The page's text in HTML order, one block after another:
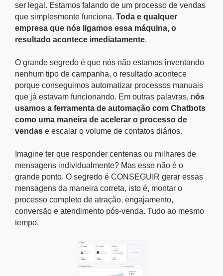
ser legal. Estamos falando de um processo de vendas
que simplesmente funciona. Toda e qualquer
empresa que nós ligamos essa máquina, o
resultado acontece imediatamente.
O grande segredo é que nós não estamos inventando
nenhum tipo de campanha, o resultado acontece
porque conseguimos automatizar processos manuais
que já estavam funcionando. Em outras palavras, nós
usamos a ferramenta de automação com Chatbots
como uma maneira de acelerar o processo de
vendas e escalar o volume de contatos diários.
Imagine ter que responder centenas ou milhares de
mensagens individualmente? Mas esse não é o
grande ponto. O segredo é CONSEGUIR gerar essas
mensagens da maneira correta, isto é, montar o
processo completo de atração, engajamento,
conversão e atendimento pós-venda. Tudo ao mesmo
tempo.